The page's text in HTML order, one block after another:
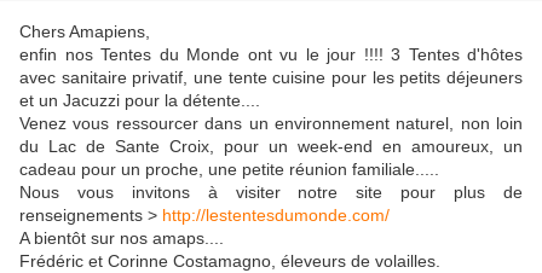
Chers Amapiens,
enfin nos Tentes du Monde ont vu le jour !!!! 3 Tentes d'hôtes
avec sanitaire privatif, une tente cuisine pour les petits déjeuners
et un Jacuzzi pour la détente....
Venez vous ressourcer dans un environnement naturel, non loin
du Lac de Sante Croix, pour un week-end en amoureux, un
cadeau pour un proche, une petite réunion familiale.....
Nous vous invitons à visiter notre site pour plus de
renseignements > http://lestentesdumonde.com/
A bientôt sur nos amaps....
Frédéric et Corinne Costamagno, éleveurs de volailles.